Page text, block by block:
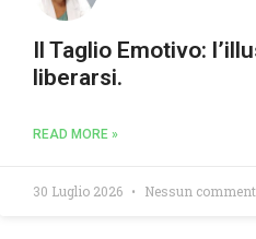
Il Taglio Emotivo:
liberarsi.
READ MORE »
30 Luglio 2026 Nessun